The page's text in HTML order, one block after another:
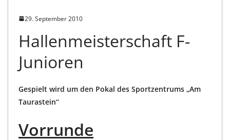
29. September 2010
Hallenmeisterschaft F-
Junioren
Gespielt wird um den Pokal des Sportzentrums „Am
Taurastein“
Vorrunde